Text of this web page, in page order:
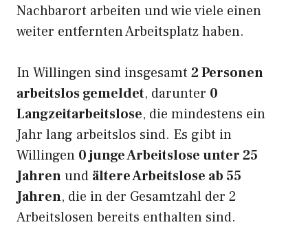
Nachbarort arbeiten und wie viele einen
weiter entfernten Arbeitsplatz haben.
In Willingen sind insgesamt 2 Personen
arbeitslos gemeldet, darunter 0
Langzeitarbeitslose, die mindestens ein
Jahr lang arbeitslos sind. Es gibt in
Willingen 0 junge Arbeitslose unter 25
Jahrenund ältere Arbeitslose ab 55
Jahren, die in der Gesamtzahl der 2
Arbeitslosen bereits enthalten sind.